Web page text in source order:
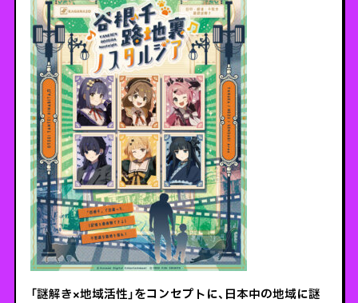
「謎解き×地域活性」をコンセプトに、日本中の地域に謎